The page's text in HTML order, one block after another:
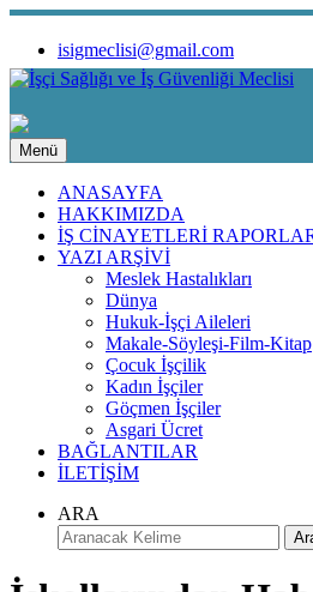
isigmeclisi@gmail.com
Menü
ANASAYFA
HAKKIMIZDA
İŞ CİNAYETLERİ
YAZI ARŞİVİ
Meslek Hastalıkları
Dünya
Hukuk-İşçi Aileleri
Makale-Söyleşi-Film-Kitap
Çocuk İşçilik
Kadın İşçiler
Göçmen İşçiler
Asgari Ücret
BAĞLANTILAR
İLETİŞİM
ARA